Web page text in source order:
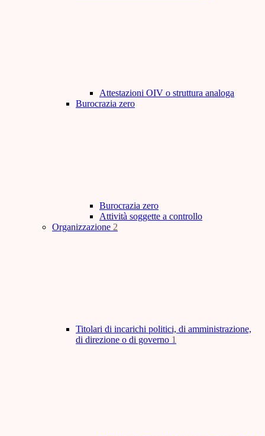
Attestazioni OIV o struttura analoga
Burocrazia zero
Burocrazia zero
Attività soggette a controllo
Organizzazione 2
Titolari di incarichi politici, di amministrazione,
di direzione o di governo 1